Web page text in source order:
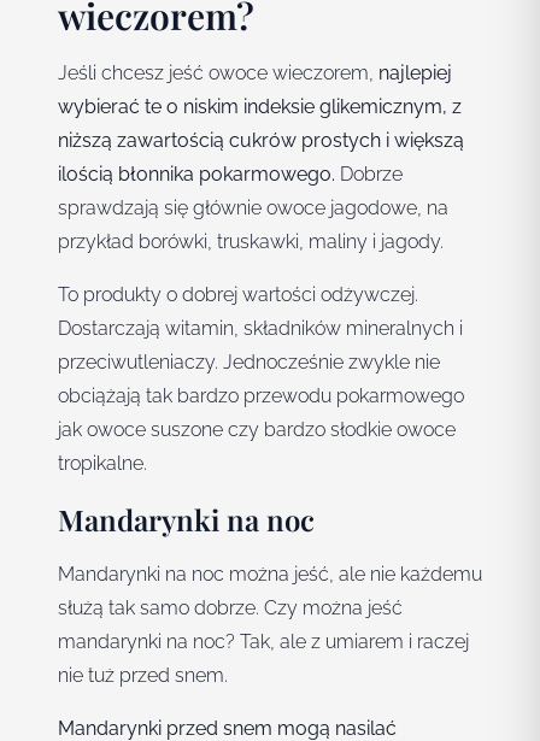
wieczorem?
Jeśli chcesz jeść owoce wieczorem, najlepiej
wybierać te o niskim indeksie glikemicznym, z
niższą zawartością cukrów prostych i większą
ilością błonnika pokarmowego. Dobrze
sprawdzają się głównie owoce jagodowe, na
przykład borówki, truskawki, maliny i jagody.
To produkty o dobrej wartości odżywczej.
Dostarczają witamin, składników mineralnych i
przeciwutleniaczy. Jednocześnie zwykle nie
obciążają tak bardzo przewodu pokarmowego
jak owoce suszone czy bardzo słodkie owoce
tropikalne.
Mandarynki na noc
Mandarynki na noc można jeść, ale nie każdemu
służą tak samo dobrze. Czy można jeść
mandarynki na noc? Tak, ale z umiarem i raczej
nie tuż przed snem.
Mandarynki przed snem mogą nasilać